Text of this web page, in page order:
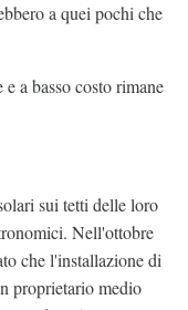
a quei pochi che
a basso costo rimane
sui tetti delle loro
Nell'ottobre
che l'installazione di
proprietario medio